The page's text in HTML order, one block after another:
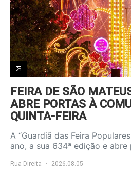
FEIRA DE SÃO
ABRE PORTAS À
QUINTA-FEIRA
A “Guardiã das Feira
ano, a sua 634ª edição e
Rua Direita 2026.08.05